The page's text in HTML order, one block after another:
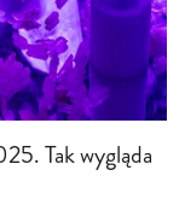
Tak wygląda